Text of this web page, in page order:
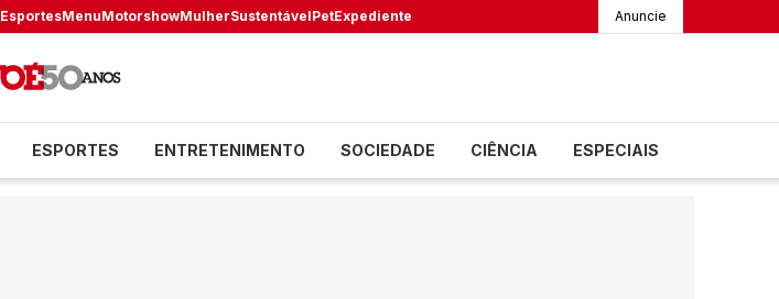
EsportesMenuMotorshowMulherSustentávelPetExpediente Anuncie
ESPORTES ENTRETENIMENTO SOCIEDADE CIÊNCIA ESPECIAIS